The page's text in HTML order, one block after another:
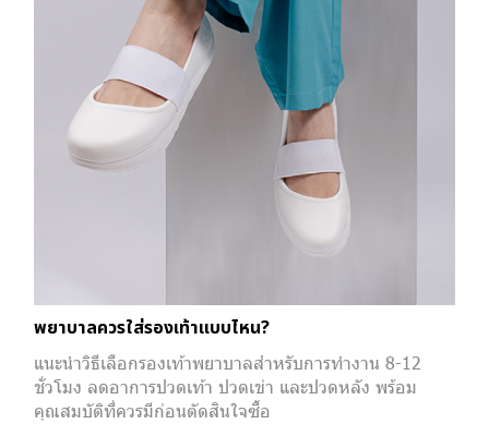
พยาบาลควรใส่รองเท้าแบบไหน?
แนะนำวิธีเลือกรองเท้าพยาบาลสำหรับการทำงาน 8-12
ชั่วโมง ลดอาการปวดเท้า ปวดเข่า และปวดหลัง พร้อม
คุณสมบัติที่ควรมีก่อนตัดสินใจซื้อ